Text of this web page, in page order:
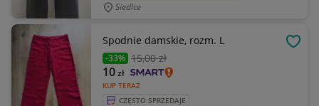
Siedlce
Spodnie damskie, rozm. L
-33% 15,00 zł
KUP TERAZ
10zł
CZĘSTO SPRZEDAJE